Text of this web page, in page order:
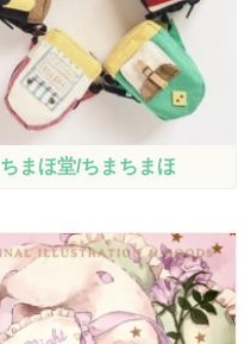
ちまほ堂/ちまちまほ